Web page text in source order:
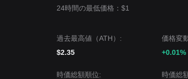
様々な市場専門家からの総合的な分
24時間の最低価格：$1
過去最高値（ATH）:
$2.35
価格変
+0.01%
時価総額順位:
時価総